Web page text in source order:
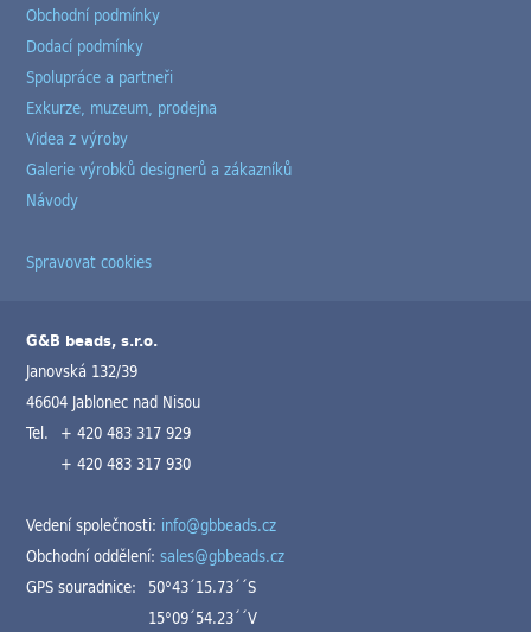
Obchodní podmínky
Dodací podmínky
Spolupráce a partneři
Exkurze, muzeum, prodejna
Videa z výroby
Galerie výrobků designerů a zákazníků
Návody
Spravovat cookies
G&B beads, s.r.o.
Janovská 132/39
46604 Jablonec nad Nisou
Tel. + 420 483 317 929
+ 420 483 317 930
Vedení společnosti: info@gbbeads.cz
Obchodní oddělení:sales@gbbeads.cz
GPS souradnice: 50°43´15.73´´S
15°09´54.23´´V